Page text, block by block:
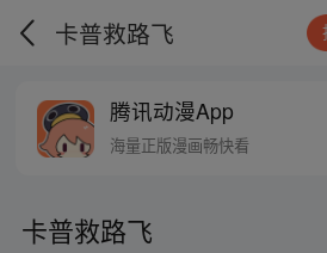
卡普救路飞
腾讯动漫App
海量正版漫画畅快看
卡普救路飞